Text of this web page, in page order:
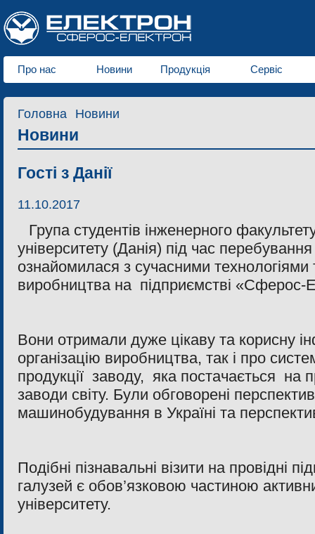
Про нас Новини Продукція Сервіс
Головна Новини
Новини
Гості з Данії
11.10.2017
Група студентів інженерного
університету (Данія) під час
ознайомилася з сучасними
виробництва на підприємстві «Сферос-
Вони отримали дуже цікаву та корисну
організацію виробництва, так і про
продукції заводу, яка постачається на
заводи світу. Були обговорені
машинобудування в Україні та
Подібні пізнавальні візити на провідні
галузей є обов’язковою частиною
університету.